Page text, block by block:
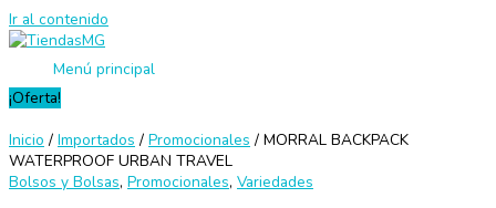
Ir al contenido
Menú principal
¡Oferta!
Inicio / Importados / Promocionales / MORRAL BACKPACK
WATERPROOF URBAN TRAVEL
Bolsos y Bolsas, Promocionales, Variedades